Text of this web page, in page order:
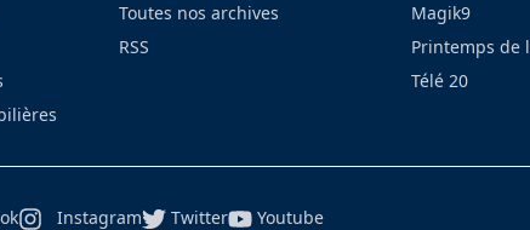
Toutes nos archives
RSS
Magik9
Printemps de
Télé 20
Instagram Twitter Youtube